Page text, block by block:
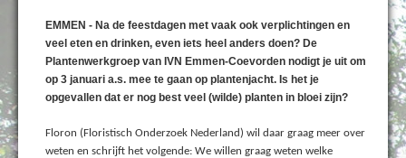
Fotoboek
EMMEN - Na de feestdagen met vaak ook verplichtingen en
veel eten en drinken, even iets heel anders doen? De
Plantenwerkgroep van IVN Emmen-Coevorden nodigt je uit om
op 3 januari a.s. mee te gaan op plantenjacht. Is het je
opgevallen dat er nog best veel (wilde) planten in bloei zijn?
Floron (Floristisch Onderzoek Nederland) wil daar graag meer over
weten en schrijft het volgende: We willen graag weten welke